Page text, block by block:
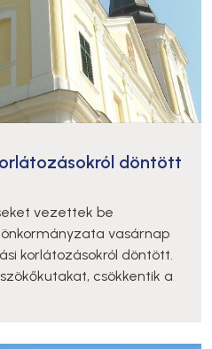
döntött
vezettek be
vasárnap
korlátozásokról döntött.
csökkentik a